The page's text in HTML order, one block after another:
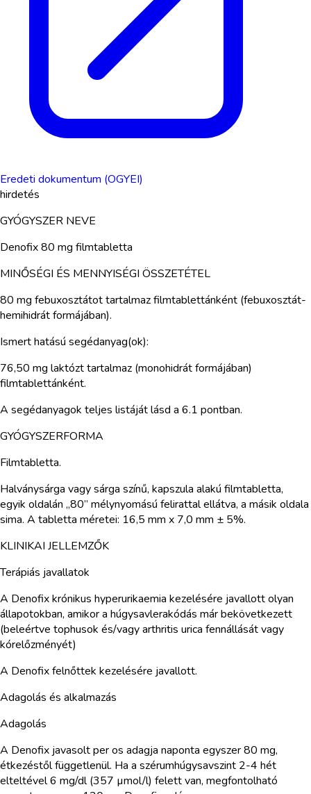
Eredeti dokumentum (OGYEI)
hirdetés
GYÓGYSZER NEVE
Denofix 80 mg filmtabletta
MINŐSÉGI ÉS MENNYISÉGI ÖSSZETÉTEL
80 mg febuxosztátot tartalmaz filmtablettánként (febuxosztát-
hemihidrát formájában).
Ismert hatású segédanyag(ok):
76,50 mg laktózt tartalmaz (monohidrát formájában)
filmtablettánként.
A segédanyagok teljes listáját lásd a 6.1 pontban.
GYÓGYSZERFORMA
Filmtabletta.
Halványsárga vagy sárga színű, kapszula alakú filmtabletta,
egyik oldalán „80” mélynyomású felirattal ellátva, a másik oldala
sima. A tabletta méretei: 16,5 mm x 7,0 mm ± 5%.
KLINIKAI JELLEMZŐK
Terápiás javallatok
A Denofix krónikus hyperurikaemia kezelésére javallott olyan
állapotokban, amikor a húgysavlerakódás már bekövetkezett
(beleértve tophusok és/vagy arthritis urica fennállását vagy
kórelőzményét)
A Denofix felnőttek kezelésére javallott.
Adagolás és alkalmazás
Adagolás
A Denofix javasolt per os adagja naponta egyszer 80 mg,
étkezéstől függetlenül. Ha a szérumhúgysavszint 2-4 hét
elteltével 6 mg/dl (357 µmol/l) felett van, megfontolható